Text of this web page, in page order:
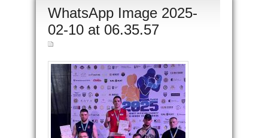
20
WhatsApp Image 2025-
02-10 at 06.35.57